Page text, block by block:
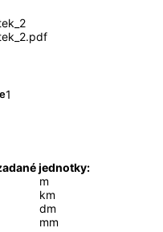
1
jednotky:
= m
= km
= dm
= mm